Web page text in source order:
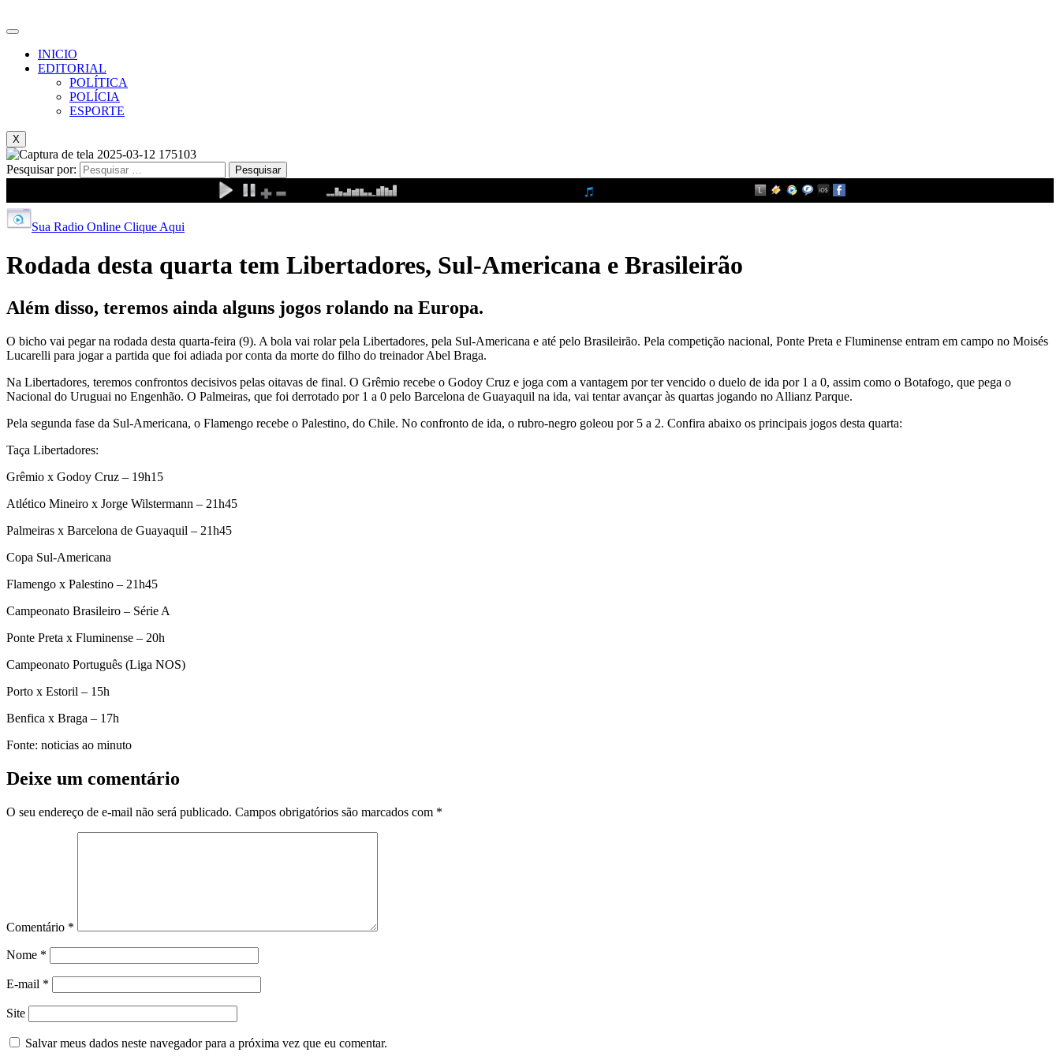
INICIO
EDITORIAL
POLÍTICA
POLÍCIA
ESPORTE
X
Pesquisar por:
Sua Radio Online Clique Aqui
Rodada desta quarta tem Libertadores, Sul-Americana e Brasileirão
Além disso, teremos ainda alguns jogos rolando na Europa.
O bicho vai pegar na rodada desta quarta-feira (9). A bola vai rolar pela Libertadores, pela Sul-Americana e até pelo Brasileirão. Pela competição nacional, Ponte Preta e Fluminense entram em campo no Moisés
Lucarelli para jogar a partida que foi adiada por conta da morte do filho do treinador Abel Braga.
Na Libertadores, teremos confrontos decisivos pelas oitavas de final. O Grêmio recebe o Godoy Cruz e joga com a vantagem por ter vencido o duelo de ida por 1 a 0, assim como o Botafogo, que pega o
Nacional do Uruguai no Engenhão. O Palmeiras, que foi derrotado por 1 a 0 pelo Barcelona de Guayaquil na ida, vai tentar avançar às quartas jogando no Allianz Parque.
Pela segunda fase da Sul-Americana, o Flamengo recebe o Palestino, do Chile. No confronto de ida, o rubro-negro goleou por 5 a 2. Confira abaixo os principais jogos desta quarta:
Taça Libertadores:
Grêmio x Godoy Cruz – 19h15
Atlético Mineiro x Jorge Wilstermann – 21h45
Palmeiras x Barcelona de Guayaquil – 21h45
Copa Sul-Americana
Flamengo x Palestino – 21h45
Campeonato Brasileiro – Série A
Ponte Preta x Fluminense – 20h
Campeonato Português (Liga NOS)
Porto x Estoril – 15h
Benfica x Braga – 17h
Fonte: noticias ao minuto
Deixe um comentário
O seu endereço de e-mail não será publicado. Campos obrigatórios são marcados com *
Comentário *
Nome *
E-mail *
Site
Salvar meus dados neste navegador para a próxima vez que eu comentar.